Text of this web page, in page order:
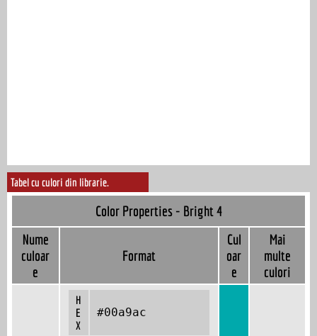
Tabel cu culori din librarie.
Color Properties - Bright 4
Nume
culoar
e
Format
Cul
oar
e
Mai
multe
culori
H
E
X
#00a9ac